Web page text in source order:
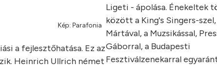
Ligeti - ápolása. Énekeltek
között a King's Singers-
Mártával, a Muzsikással,
Gáborral, a Budapesti
Fesztiválzenekarral
Kép: Parafonia
a fejlesztőhatása. Ez az
Heinrich Ullrich német